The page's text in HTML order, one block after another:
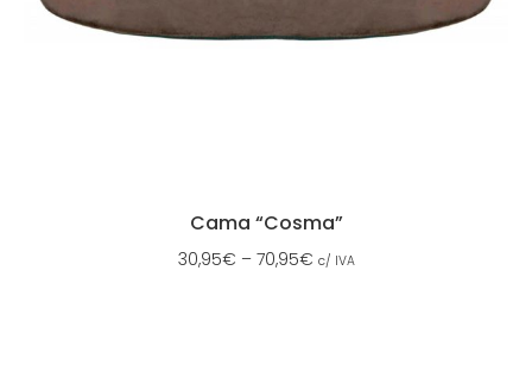
Cama “Cosma”
30,95€ – 70,95€ c/ IVA